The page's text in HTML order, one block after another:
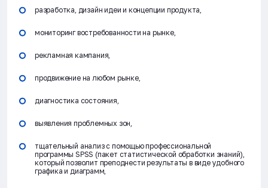
разработка, дизайн идеи и концепции продукта,
мониторинг востребованности на рынке,
рекламная кампания,
продвижение на любом рынке,
диагностика состояния,
выявления проблемных зон,
тщательный анализ с помощью профессиональной
программы SPSS (пакет статистической обработки знаний),
который позволит преподнести результаты в виде удобного
графика и диаграмм,